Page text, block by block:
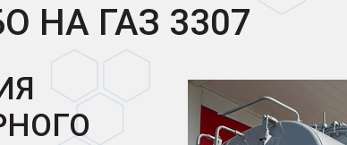
НА ГАЗ 3307